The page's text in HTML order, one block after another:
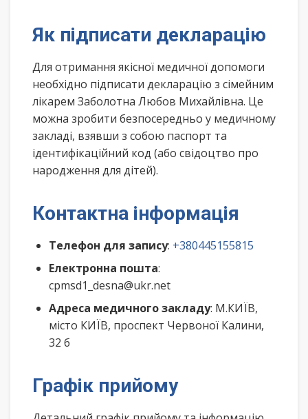
Як підписати декларацію
Для отримання якісної медичної допомоги
необхідно підписати декларацію з сімейним
лікарем Заболотна Любов Михайлівна. Це
можна зробити безпосередньо у медичному
закладі, взявши з собою паспорт та
ідентифікаційний код (або свідоцтво про
народження для дітей).
Контактна інформація
Телефон для запису: +380445155815
Електронна пошта:
cpmsd1_desna@ukr.net
Адреса медичного закладу: М.КИЇВ,
місто КИЇВ, проспект Червоної Калини,
32 б
Графік прийому